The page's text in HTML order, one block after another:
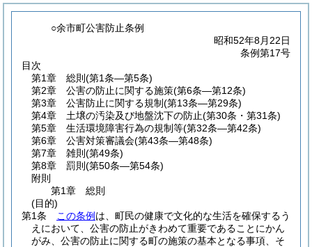
○余市町公害防止条例
昭和52年8月22日
条例第17号
目次
第1章
総則 (第1条―第5条)
第2章
公害の防止に関する施策(第6条―第12条)
第3章
公害防止に関する規制(第13条―第29条)
第4章
土壌の汚染及び地盤沈下の防止(第30条・第31条)
第5章
生活環境障害行為の規制等(第32条―第42条)
第6章
公害対策審議会(第43条―第48条)
第7章
雑則 (第49条)
第8章
罰則 (第50条―第54条)
附則
第1章
総則
(目的)
第1条
この条例 は、町民の健康で文化的な生活を確保するう
えにおいて、公害の防止がきわめて重要であることにかん
がみ、公害の防止に関する町の施策の基本となる事項、そ